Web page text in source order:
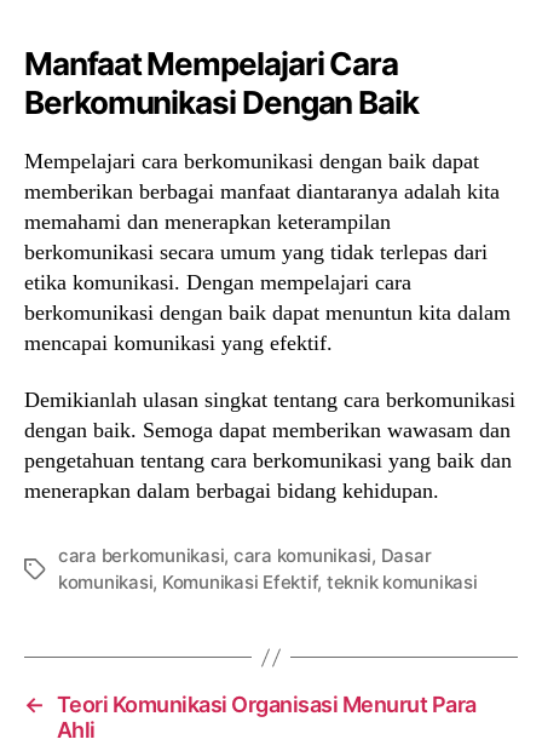
Manfaat Mempelajari Cara
Berkomunikasi Dengan Baik
Mempelajari cara berkomunikasi dengan baik dapat
memberikan berbagai manfaat diantaranya adalah kita
memahami dan menerapkan keterampilan
berkomunikasi secara umum yang tidak terlepas dari
etika komunikasi. Dengan mempelajari cara
berkomunikasi dengan baik dapat menuntun kita dalam
mencapai komunikasi yang efektif.
Demikianlah ulasan singkat tentang cara berkomunikasi
dengan baik. Semoga dapat memberikan wawasam dan
pengetahuan tentang cara berkomunikasi yang baik dan
menerapkan dalam berbagai bidang kehidupan.
Tags
cara berkomunikasi, cara komunikasi, Dasar
komunikasi, Komunikasi Efektif, teknik komunikasi
← Teori Komunikasi Organisasi Menurut Para
Ahli